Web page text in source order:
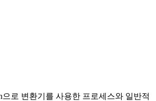
로 변환기를 사용한 프로세스와 일반적